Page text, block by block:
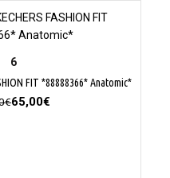
6
FIT *88888366* Anatomic*
€Original
65,00€